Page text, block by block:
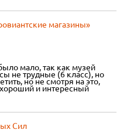
магазины»
мало, так как музей
не трудные (6 класс), но
но не смотря на это,
и интересный
Сил